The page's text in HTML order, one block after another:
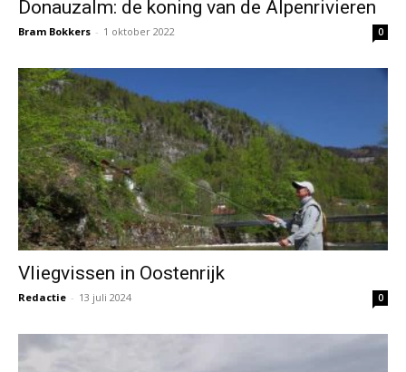
Donauzalm: de koning van de Alpenrivieren
Bram Bokkers - 1 oktober 2022 0
Vliegvissen in Oostenrijk
Redactie - 13 juli 2024 0